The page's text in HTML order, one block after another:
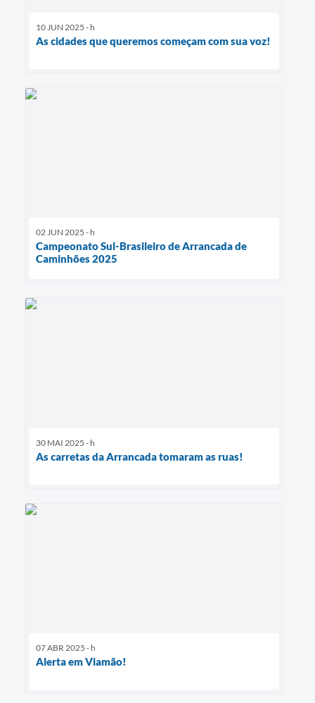
10 JUN 2025 - h
As cidades que queremos começam com sua voz!
02 JUN 2025 - h
Campeonato Sul-Brasileiro de Arrancada de
Caminhões 2025
30 MAI 2025 - h
As carretas da Arrancada tomaram as ruas!
07 ABR 2025 - h
Alerta em Viamão!